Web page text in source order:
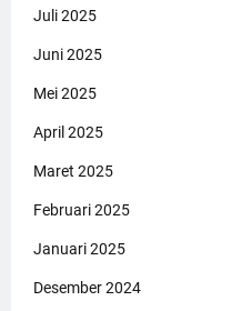
Juli 2025
Juni 2025
Mei 2025
April 2025
Maret 2025
Februari 2025
Januari 2025
Desember 2024